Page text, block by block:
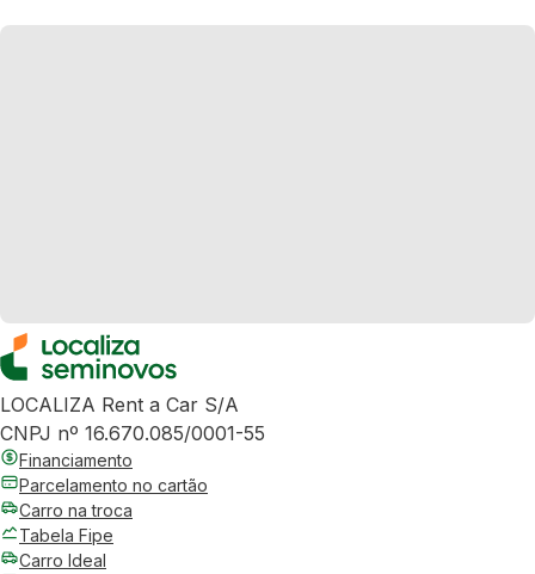
LOCALIZA Rent a Car S/A
CNPJ nº 16.670.085/0001-55
Financiamento
Parcelamento no cartão
Carro na troca
Tabela Fipe
Carro Ideal